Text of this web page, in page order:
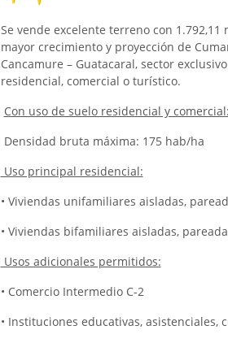
Se vende excelente terreno con 1.792,11
mayor crecimiento y proyección de
Cancamure – Guatacaral, sector
residencial, comercial o turístico.
Con uso de suelo residencial y comercial:
Densidad bruta máxima: 175 hab/ha
Uso principal residencial:
• Viviendas unifamiliares aisladas,
• Viviendas bifamiliares aisladas,
Usos adicionales permitidos:
• Comercio Intermedio C-2
• Instituciones educativas, asistenciales,